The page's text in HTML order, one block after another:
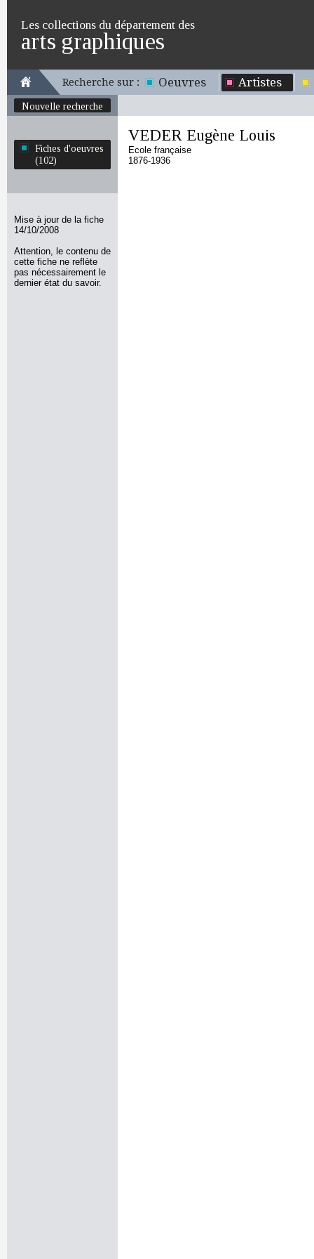
Les collections du département des
arts graphiques
Recherche sur : Oeuvres Artistes
Nouvelle recherche
Fiches d'oeuvres
(102)
Mise à jour de la fiche
14/10/2008
Attention, le contenu de
cette fiche ne reflète
pas nécessairement le
dernier état du savoir.
VEDER Eugène Louis
Ecole française
1876-1936